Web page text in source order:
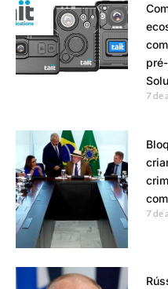
7 de
7 de